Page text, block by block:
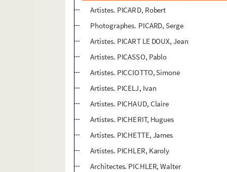
Artistes. PICARD, Robert
Photographes. PICARD, Serge
Artistes. PICART LE DOUX, Jean
Artistes. PICASSO, Pablo
Artistes. PICCIOTTO, Simone
Artistes. PICELJ, Ivan
Artistes. PICHAUD, Claire
Artistes. PICHERIT, Hugues
Artistes. PICHETTE, James
Artistes. PICHLER, Karoly
Architectes. PICHLER, Walter